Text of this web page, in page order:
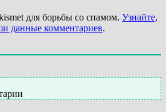
для борьбы со спамом. Узнайте,
данные комментариев.